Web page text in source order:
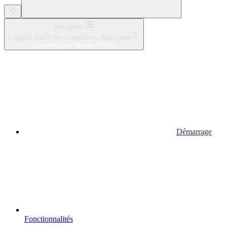
Démarrage
Fonctionnalités